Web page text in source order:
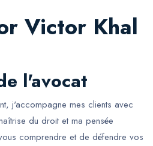
Victor Khal
l'avocat
j'accompagne mes clients avec
du droit et ma pensée
comprendre et de défendre vos